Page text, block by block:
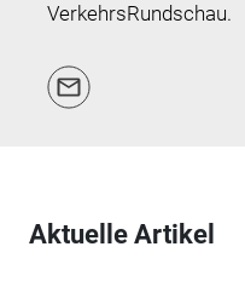
VerkehrsRundschau.
Aktuelle Artikel